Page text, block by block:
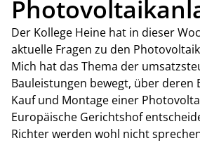
Der Kollege Heine hat in dieser
aktuelle Fragen zu den
Mich hat das Thema der
Bauleistungen bewegt, über deren
Kauf und Montage einer
Europäische Gerichtshof
Richter werden wohl nicht